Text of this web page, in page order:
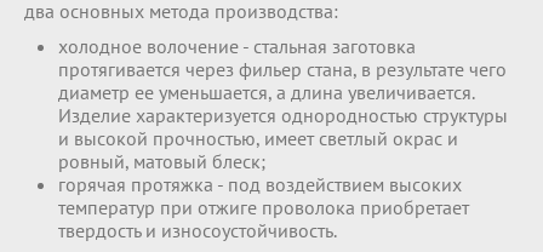
два основных метода производства:
холодное волочение - стальная заготовка
протягивается через фильер стана, в результате чего
диаметр ее уменьшается, а длина увеличивается.
Изделие характеризуется однородностью структуры
и высокой прочностью, имеет светлый окрас и
ровный, матовый блеск;
горячая протяжка - под воздействием высоких
температур при отжиге проволока приобретает
твердость и износоустойчивость.